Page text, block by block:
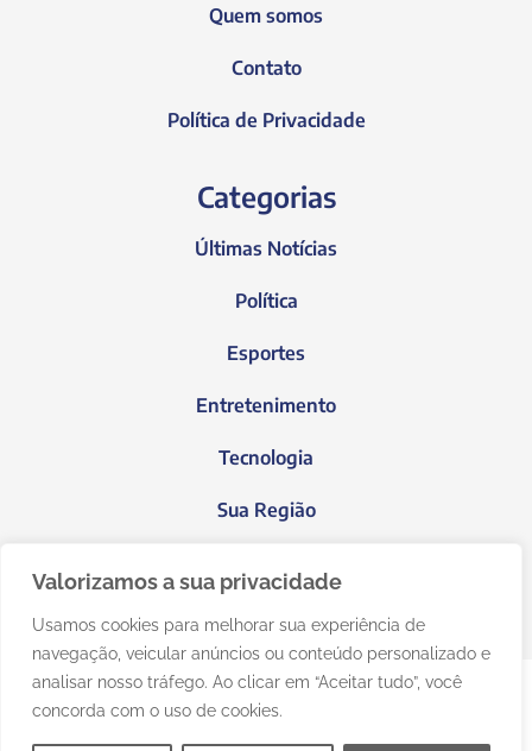
Valorizamos a sua privacidade
Usamos cookies para melhorar sua experiência de
navegação, veicular anúncios ou conteúdo personalizado e
analisar nosso tráfego. Ao clicar em “Aceitar tudo”, você
concorda com o uso de cookies.
Quem somos
Contato
Política de Privacidade
Categorias
Últimas Notícias
Política
Esportes
Entretenimento
Tecnologia
Sua Região